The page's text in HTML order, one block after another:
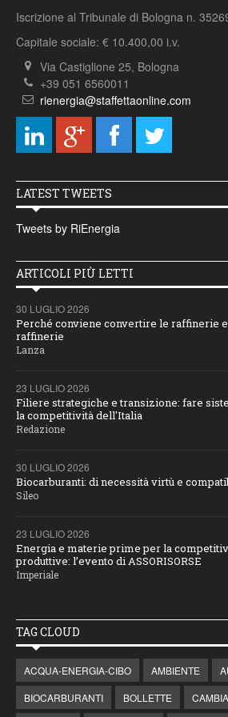
Iscrizione al Tribunale di Bologna n.
Capitale sociale: € 10.400,00 i.v.
Via Castiglione 25, Bologna
+39 051 6560011
rienergia@staffettaonline.com
LATEST TWEETS
Tweets by RiEnergia
ARTICOLI PIÙ LETTI
30 LUGLIO 2026
Perché conviene convertire le raffinerie
raffinerie
Lanza
23 LUGLIO 2026
Filiere strategiche e transizione: fare
la competitività dell'Italia
Redazione
30 LUGLIO 2026
Biocarburanti: di necessità virtù e
Sileo
23 LUGLIO 2026
Energia e materie prime per la
produttive: l’evento di ASSORISORSE
Imperiale
TAG CLOUD
ACQUA-ENERGIA-CIBO AMBIENTE
BIOCARBURANTI
BOLLETTE